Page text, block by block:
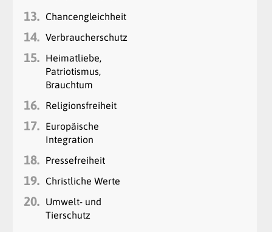
13. Chancengleichheit
14. Verbraucherschutz
15.
Heimatliebe,
Patriotismus,
Brauchtum
16. Religionsfreiheit
17.
Europäische
Integration
18. Pressefreiheit
19. Christliche Werte
20.
Umwelt- und
Tierschutz